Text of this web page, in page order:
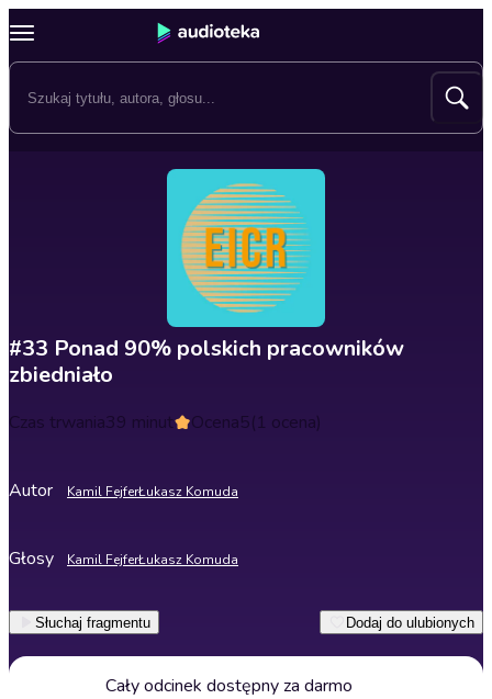
#33 Ponad 90% polskich pracowników
zbiedniało
Czas trwania39 minut Ocena5(1 ocena)
Autor Kamil FejferŁukasz Komuda
Głosy Kamil FejferŁukasz Komuda
Słuchaj fragmentu Dodaj do ulubionych
Cały odcinek dostępny za darmo